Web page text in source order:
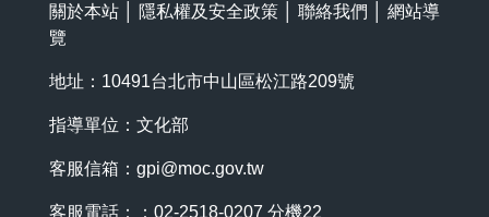
關於本站 隱私權及安全政策 聯絡我們
網站導
覽
地址：10491台北市中山區松江路209號
指導單位：文化部
客服信箱： gpi@moc.gov.tw
客服電話：：02-2518-0207 分機22